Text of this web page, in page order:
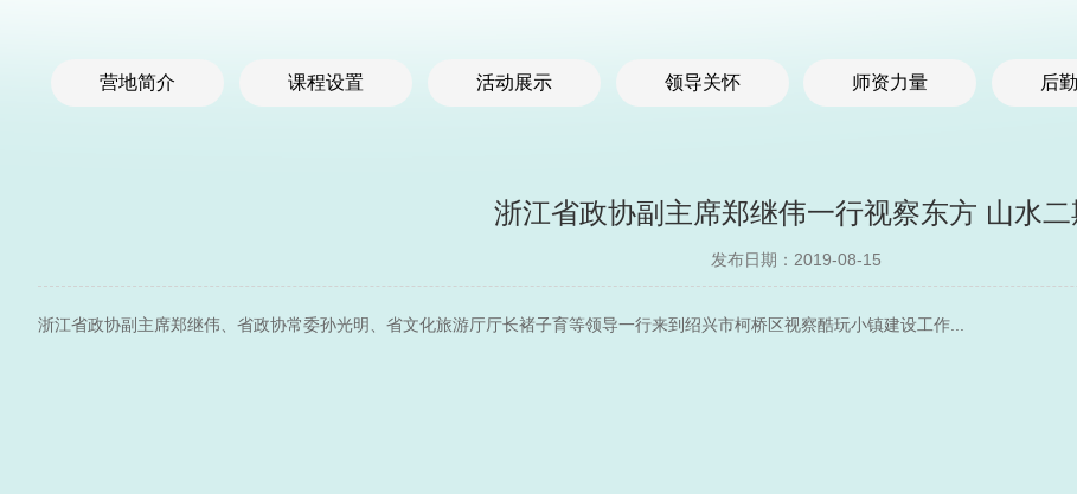
营地简介 课程设置 活动展示 领导关怀 师资力量 后
浙江省政协副主席郑继伟一行视察东方 山水二
发布日期：2019-08-15
浙江省政协副主席郑继伟、省政协常委孙光明、省文化旅游厅厅长褚子育等领导一行来到绍兴市柯桥区视察酷玩小镇建设工作...